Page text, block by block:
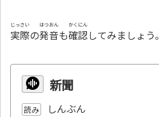
実際
じっさい
の発音
はつおん
も確認
かくにん
してみましょう。
新聞
読み しんぶん